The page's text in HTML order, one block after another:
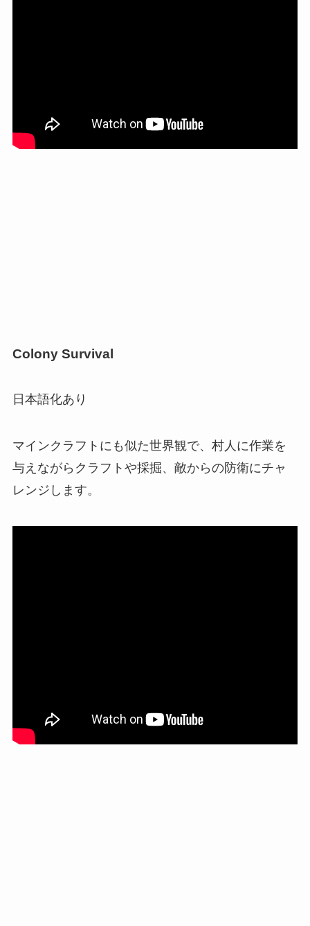
Colony Survival
日本語化あり
マインクラフトにも似た世界観で、村人に作業を
与えながらクラフトや採掘、敵からの防衛にチャ
レンジします。